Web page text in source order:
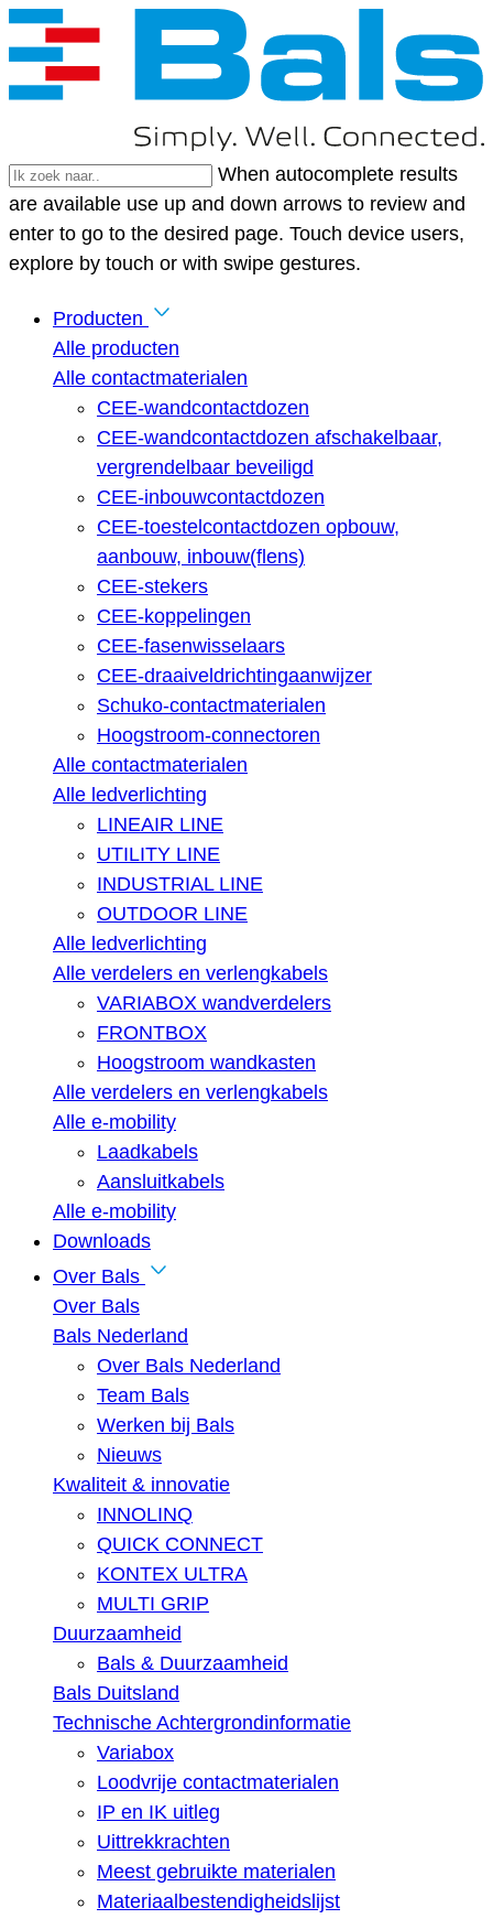
When autocomplete results
are available use up and down arrows to review and
enter to go to the desired page. Touch device users,
explore by touch or with swipe gestures.
Producten
Alle producten
Alle contactmaterialen
CEE-wandcontactdozen
CEE-wandcontactdozen afschakelbaar,
vergrendelbaar beveiligd
CEE-inbouwcontactdozen
CEE-toestelcontactdozen opbouw,
aanbouw, inbouw(flens)
CEE-stekers
CEE-koppelingen
CEE-fasenwisselaars
CEE-draaiveldrichtingaanwijzer
Schuko-contactmaterialen
Hoogstroom-connectoren
Alle contactmaterialen
Alle ledverlichting
LINEAIR LINE
UTILITY LINE
INDUSTRIAL LINE
OUTDOOR LINE
Alle ledverlichting
Alle verdelers en verlengkabels
VARIABOX wandverdelers
FRONTBOX
Hoogstroom wandkasten
Alle verdelers en verlengkabels
Alle e-mobility
Laadkabels
Aansluitkabels
Alle e-mobility
Downloads
Over Bals
Over Bals
Bals Nederland
Over Bals Nederland
Team Bals
Werken bij Bals
Nieuws
Kwaliteit & innovatie
INNOLINQ
QUICK CONNECT
KONTEX ULTRA
MULTI GRIP
Duurzaamheid
Bals & Duurzaamheid
Bals Duitsland
Technische Achtergrondinformatie
Variabox
Loodvrije contactmaterialen
IP en IK uitleg
Uittrekkrachten
Meest gebruikte materialen
Materiaalbestendigheidslijst